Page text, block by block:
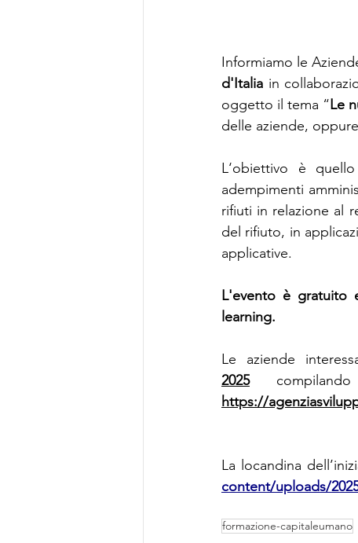
Informiamo le
d'Italia in
oggetto il tema “Le
delle aziende,
L‘obiettivo è
adempimenti
rifiuti in relazione al
del rifiuto, in
applicative.
L'evento è gratuito
learning.
Le aziende
2025
https://
La locandina
content/uploads/
formazione-capitaleumano